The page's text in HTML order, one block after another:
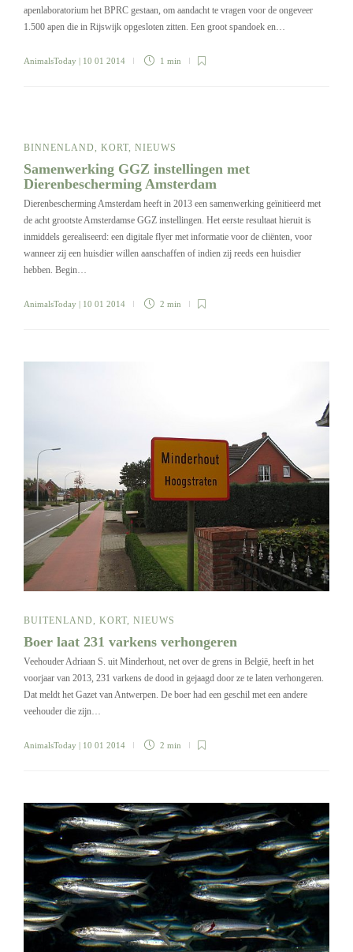
apenlaboratorium het BPRC gestaan, om aandacht te vragen voor de ongeveer
1.500 apen die in Rijswijk opgesloten zitten. Een groot spandoek en…
AnimalsToday | 10 01 2014 1 min
BINNENLAND, KORT, NIEUWS
Samenwerking GGZ instellingen met
Dierenbescherming Amsterdam
Dierenbescherming Amsterdam heeft in 2013 een samenwerking geïnitieerd met
de acht grootste Amsterdamse GGZ instellingen. Het eerste resultaat hieruit is
inmiddels gerealiseerd: een digitale flyer met informatie voor de cliënten, voor
wanneer zij een huisdier willen aanschaffen of indien zij reeds een huisdier
hebben. Begin…
AnimalsToday | 10 01 2014 2 min
BUITENLAND, KORT, NIEUWS
Boer laat 231 varkens verhongeren
Veehouder Adriaan S. uit Minderhout, net over de grens in België, heeft in het
voorjaar van 2013, 231 varkens de dood in gejaagd door ze te laten verhongeren.
Dat meldt het Gazet van Antwerpen. De boer had een geschil met een andere
veehouder die zijn…
AnimalsToday | 10 01 2014 2 min